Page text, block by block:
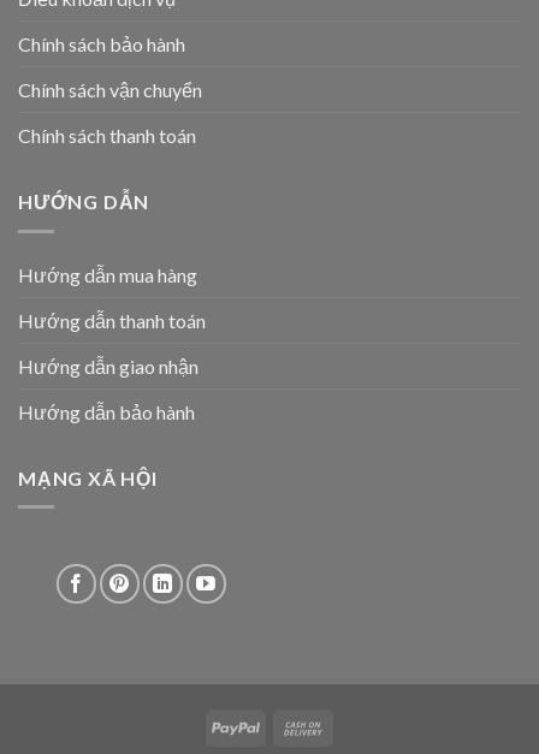
Chính sách bảo hành
Chính sách vận chuyển
Chính sách thanh toán
HƯỚNG DẪN
Hướng dẫn mua hàng
Hướng dẫn thanh toán
Hướng dẫn giao nhận
Hướng dẫn bảo hành
MẠNG XÃ HỘI